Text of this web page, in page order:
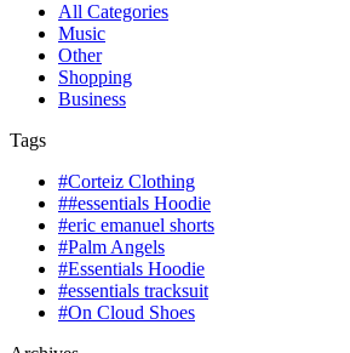
All Categories
Music
Other
Shopping
Business
Tags
#Corteiz Clothing
##essentials Hoodie
#eric emanuel shorts
#Palm Angels
#Essentials Hoodie
#essentials tracksuit
#On Cloud Shoes